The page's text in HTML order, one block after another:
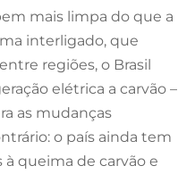
mais limpa do que a
interligado, que
regiões, o Brasil
elétrica a carvão –
as mudanças
o país ainda tem
queima de carvão e